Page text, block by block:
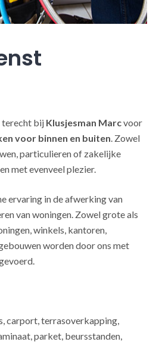
terecht bij Klusjesman Marcvoor
voor binnen en buiten. Zowel
particulieren of zakelijke
met evenveel plezier.
ervaring in de afwerking van
van woningen. Zowel grote als
winkels, kantoren,
worden door ons met
carport, terrasoverkapping,
parket, beursstanden,